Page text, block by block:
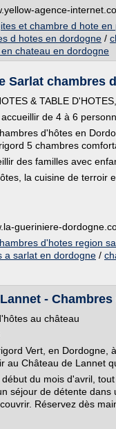
agence-
et chambre d hote en
d hotes en dordogne /
chateau en dordogne
Sarlat chambres
& TABLE
de 4 à 6
d'hôtes en
5 chambres
des familles avec
la cuisine de terroir
gueriniere-
d'hotes region
a sarlat en dordogne /
-
au château
Vert, en Dordogne,
au Château de Lannet
du mois d'avril,
séjour de détente
Réservez dès